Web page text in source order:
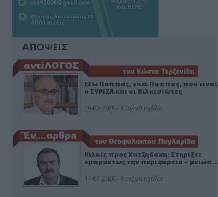
ΑΠΟΨΕΙΣ
Εδώ Παππάς, εκεί Παππάς, που είναι
ο ΣΥΡΙΖΑ και οι Κιλκισιώτες
26-07-2026 - Κανένα σχόλιο
Κιλκίς προς Χατζηδάκη: Στηρίξτε
εμπράκτως την περιφέρεια – μειώσ…
11-06-2026 - Κανένα σχόλιο